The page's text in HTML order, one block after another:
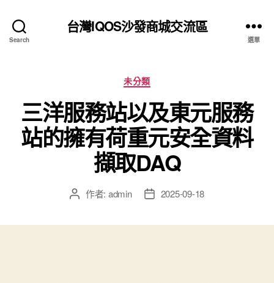
Search
台灣IQOS沙發商城交流區
選單
分
類
未分類
三洋服務站以及東元服務
站的擁有荷重元安全資料
擷取DAQ
文 作者: admin
文 2025-09-18